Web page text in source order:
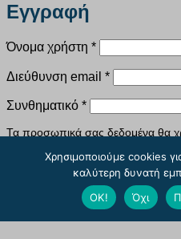
Εγγραφή
Όνομα χρήστη *Απαιτείται
Διεύθυνση email *Απαιτείται
Συνθηματικό *Απαιτείται
Τα προσωπικά σας δεδομένα θα
διαχείριση της πρόσβασης στο
σκοπούς που περιγράφονται
Χρησιμοποιούμε cookies
καλύτερη δυνατή
ΟΚ!
Όχι